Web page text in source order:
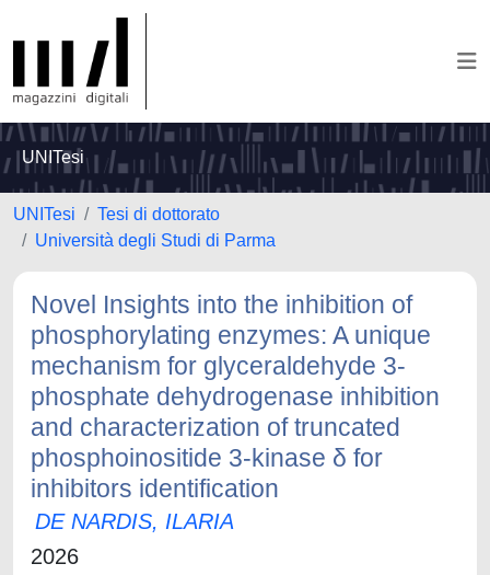
UNITesi
UNITesi
Tesi di dottorato
Università degli Studi di Parma
Novel Insights into the inhibition of
phosphorylating enzymes: A unique
mechanism for glyceraldehyde 3-
phosphate dehydrogenase inhibition
and characterization of truncated
phosphoinositide 3-kinase δ for
inhibitors identification
DE NARDIS, ILARIA
2026